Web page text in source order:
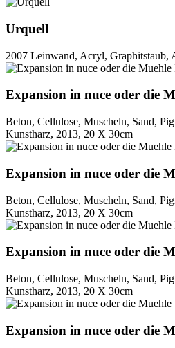
Urquell
2007 Leinwand, Acryl, Graphitstaub,
Expansion in nuce oder die
Beton, Cellulose, Muscheln, Sand,
Kunstharz, 2013, 20 X 30cm
Expansion in nuce oder die
Beton, Cellulose, Muscheln, Sand,
Kunstharz, 2013, 20 X 30cm
Expansion in nuce oder die
Beton, Cellulose, Muscheln, Sand,
Kunstharz, 2013, 20 X 30cm
Expansion in nuce oder die